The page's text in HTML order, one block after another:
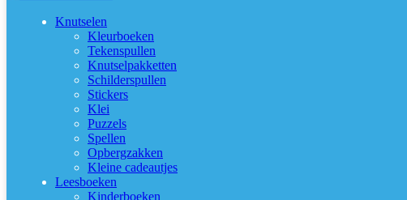
Knutselen
Kleurboeken
Tekenspullen
Knutselpakketten
Schilderspullen
Stickers
Klei
Puzzels
Spellen
Opbergzakken
Kleine cadeautjes
Leesboeken
Kinderboeken